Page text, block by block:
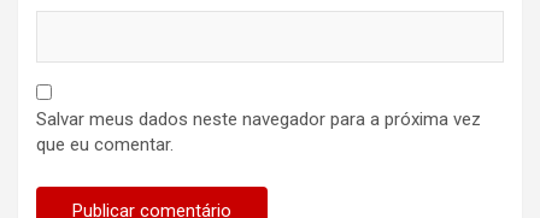
Salvar meus dados neste navegador para a próxima vez
que eu comentar.